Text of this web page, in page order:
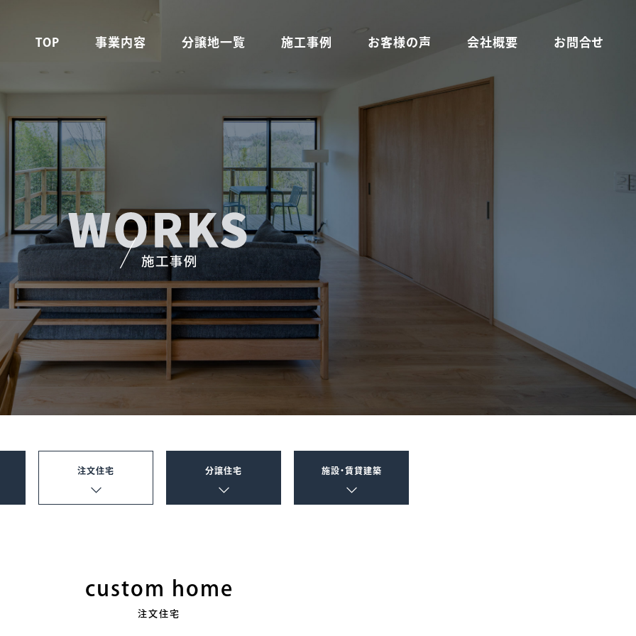
TOP 事業内容 分譲地一覧 施工事例 お客様の声 会社概要 お問合せ
注文住宅 分譲住宅 施設・賃貸建築
custom home
注文住宅